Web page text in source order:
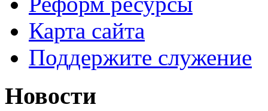
Карта сайта
Поддержите служение
Новости